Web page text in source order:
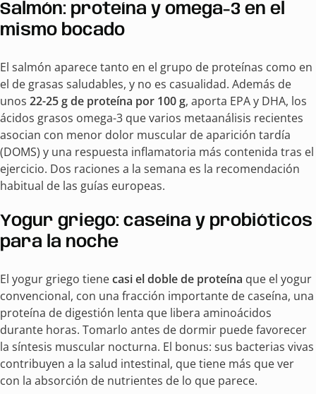
Salmón: proteína y omega-3 en el
mismo bocado
El salmón aparece tanto en el grupo de proteínas como en
el de grasas saludables, y no es casualidad. Además de
unos 22-25 g de proteína por 100 g, aporta EPA y DHA, los
ácidos grasos omega-3 que varios metaanálisis recientes
asocian con menor dolor muscular de aparición tardía
(DOMS) y una respuesta inflamatoria más contenida tras el
ejercicio. Dos raciones a la semana es la recomendación
habitual de las guías europeas.
Yogur griego: caseína y probióticos
para la noche
El yogur griego tienecasi el doble de proteína que el yogur
convencional, con una fracción importante de caseína, una
proteína de digestión lenta que libera aminoácidos
durante horas. Tomarlo antes de dormir puede favorecer
la síntesis muscular nocturna. El bonus: sus bacterias vivas
contribuyen a la salud intestinal, que tiene más que ver
con la absorción de nutrientes de lo que parece.